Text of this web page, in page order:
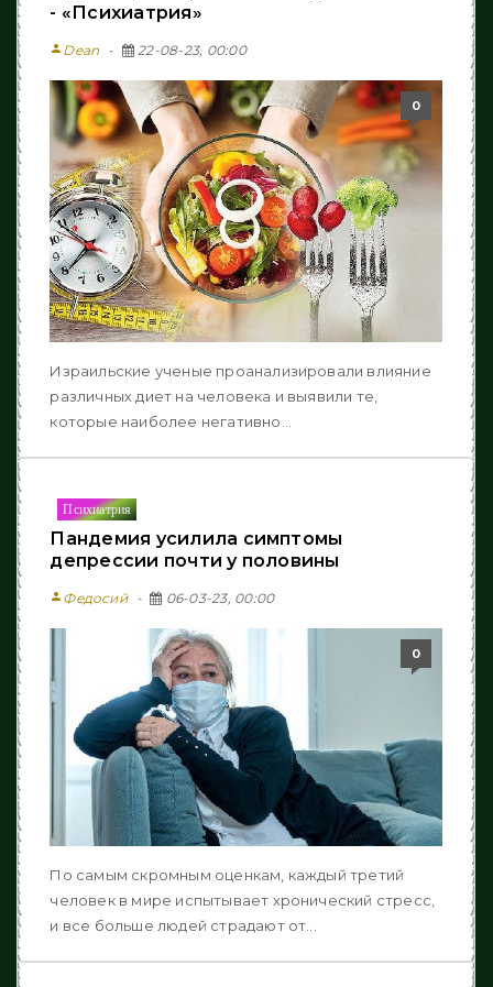
- «Психиатрия»
person Dean 22-08-23, 00:00
0
Израильские ученые проанализировали влияние
различных диет на человека и выявили те,
которые наиболее негативно...
Психиатрия
Пандемия усилила симптомы
депрессии почти у половины
person Федосий 06-03-23, 00:00
0
По самым скромным оценкам, каждый третий
человек в мире испытывает хронический стресс,
и все больше людей страдают от...